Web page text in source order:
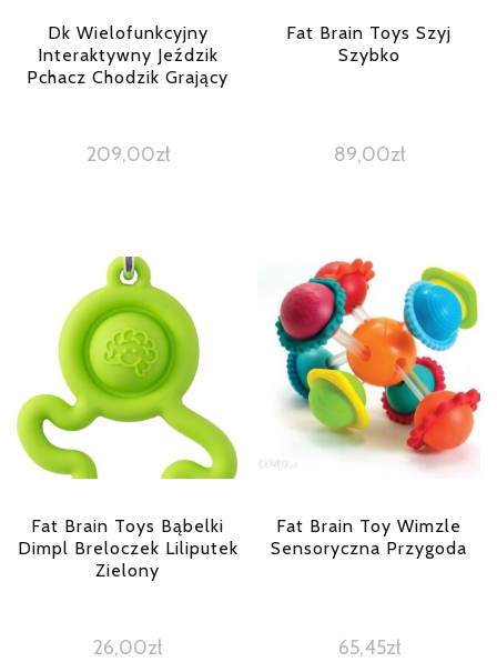
Dk Wielofunkcyjny
Interaktywny Jeździk
Pchacz Chodzik Grający
209,00zł
Fat Brain Toys Szyj
Szybko
89,00zł
Fat Brain Toys Bąbelki
Dimpl Breloczek Liliputek
Zielony
26,00zł
Fat Brain Toy Wimzle
Sensoryczna Przygoda
65,45zł